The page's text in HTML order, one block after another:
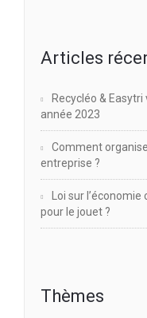
Articles
Recycléo &
année 2023
Comment
entreprise ?
Loi sur
pour le jouet ?
Thèmes